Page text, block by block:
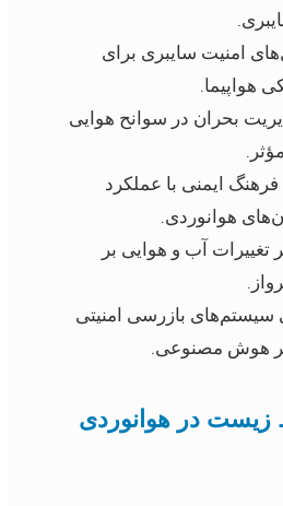
امنیت سایبری برای
هواپیما.
بحران در سوانح هوایی
فرهنگ ایمنی با عملکرد
هوانوردی.
تغییرات آب و هوایی بر
سیستم‌های بازرسی امنیتی
بر هوش مصنوعی.
زیست در هوانوردی